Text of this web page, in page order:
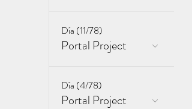
Día (11/78)
Portal Project
Día (4/78)
Portal Project